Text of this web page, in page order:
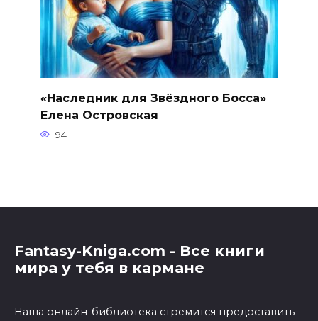
«Наследник для Звёздного Босса»
Елена Островская
94
Fantasy-Kniga.com - Все книги
мира у тебя в кармане
Наша онлайн-библиотека стремится предоставить